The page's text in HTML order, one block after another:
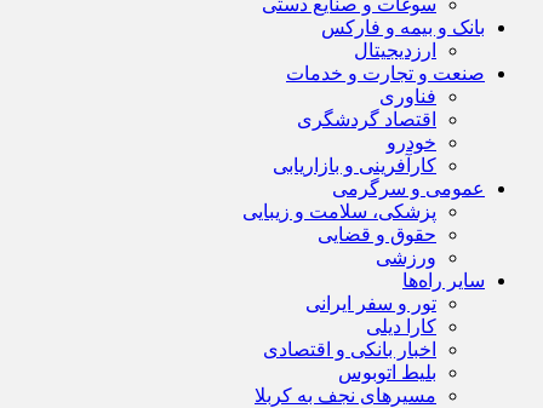
سوغات و صنایع دستی
بانک و بیمه و فارکس
ارزدیجیتال
صنعت و تجارت و خدمات
فناوری
اقتصاد گردشگری
خودرو
کارآفرینی و بازاریابی
عمومی و سرگرمی
پزشکی، سلامت و زیبایی
حقوق و قضایی
ورزشی
سایر راه‌ها
تور و سفر ایرانی
کارا دیلی
اخبار بانکی و اقتصادی
بلیط اتوبوس
مسیرهای نجف به کربلا